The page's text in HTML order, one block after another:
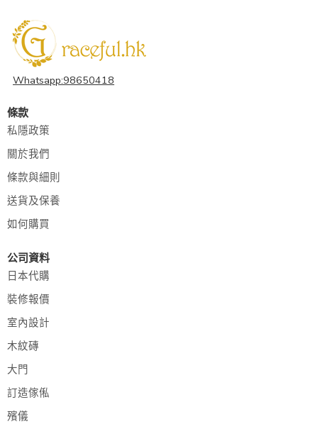
Whatsapp:98650418
條款
私隱政策
關於我們
條款與細則
送貨及保養
如何購買
公司資料
日本代購
裝修報價
室內設計
木紋磚
大門
訂造傢俬
殯儀